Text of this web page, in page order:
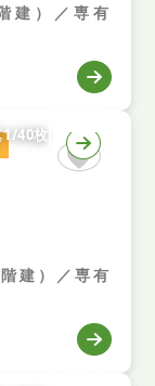
建）／専有
40枚
建）／専有